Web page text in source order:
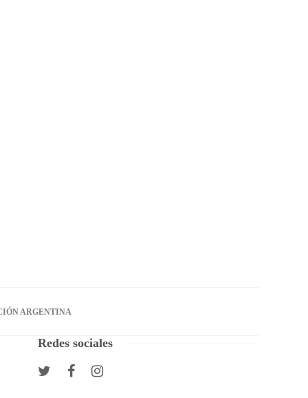
ARGENTINA
Redes sociales